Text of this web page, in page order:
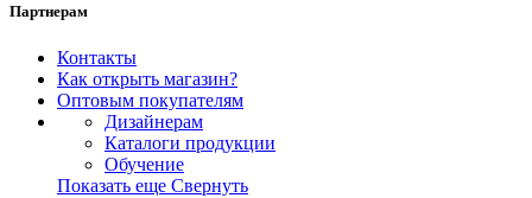
Партнерам
Контакты
Как открыть магазин?
Оптовым покупателям
Дизайнерам
Каталоги продукции
Обучение
Показать еще Свернуть